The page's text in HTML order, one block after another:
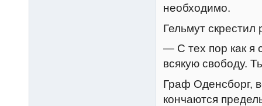
необходимо.
Гельмут скрестил
— С тех пор как я
всякую свободу.
Граф Оденсборг,
кончаются